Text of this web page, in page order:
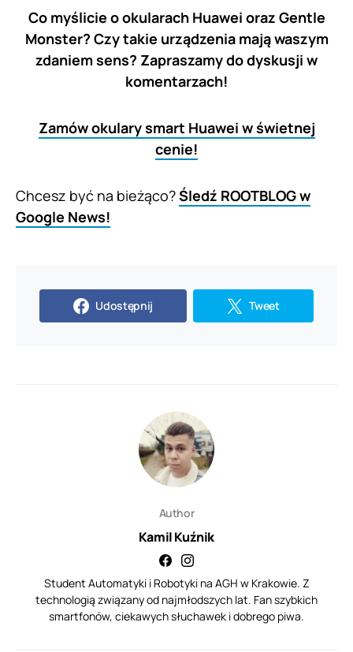
Co myślicie o okularach Huawei oraz Gentle
Monster? Czy takie urządzenia mają waszym
zdaniem sens? Zapraszamy do dyskusji w
komentarzach!
Zamów okulary smart Huawei w świetnej
cenie!
Chcesz być na bieżąco?Śledź ROOTBLOG w
Google News!
Udostępnij Tweet
Author
Kamil Kuźnik
Student Automatyki i Robotyki na AGH w Krakowie. Z
technologią związany od najmłodszych lat. Fan szybkich
smartfonów, ciekawych słuchawek i dobrego piwa.